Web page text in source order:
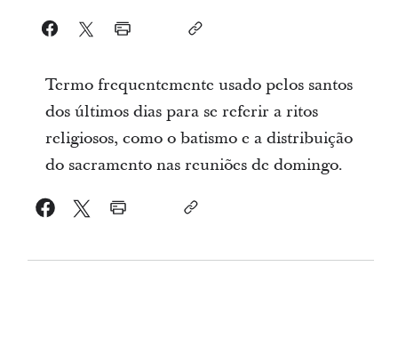
Termo frequentemente usado pelos santos
dos últimos dias para se referir a ritos
religiosos, como o batismo e a distribuição
do sacramento nas reuniões de domingo.